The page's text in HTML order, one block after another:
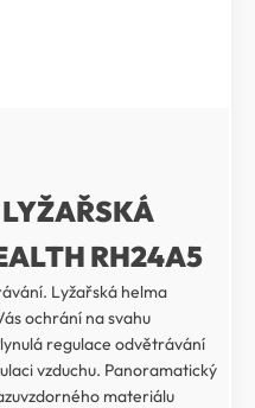
RH24A5
Lyžařská helma
ochrání na svahu
regulace odvětrávání
vzduchu. Panoramatický
materiálu